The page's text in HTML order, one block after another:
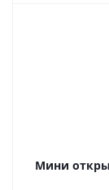
Мини